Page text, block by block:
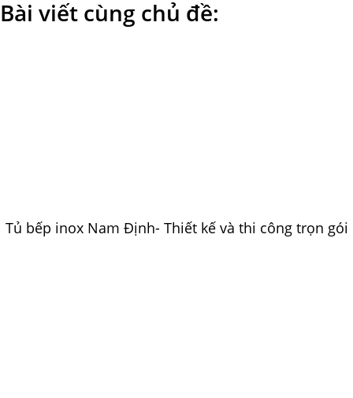
Bài viết cùng chủ đề:
Tủ bếp inox Nam Định- Thiết kế và thi công trọn gói